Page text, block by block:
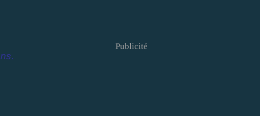
Publicité